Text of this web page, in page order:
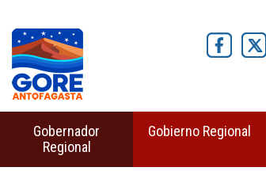
Gobernador
Regional
Gobierno Regional